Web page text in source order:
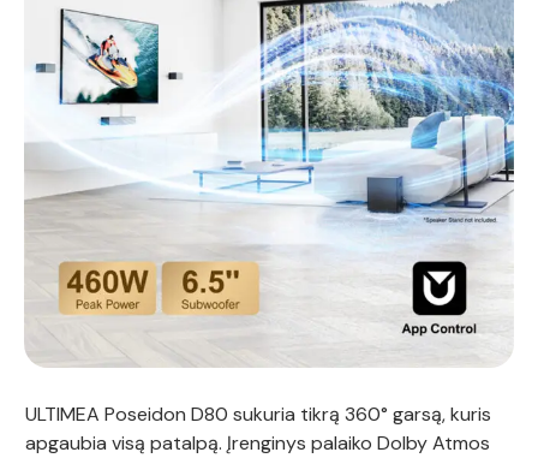
ULTIMEA Poseidon D80 sukuria tikrą 360° garsą, kuris
apgaubia visą patalpą. Įrenginys palaiko Dolby Atmos